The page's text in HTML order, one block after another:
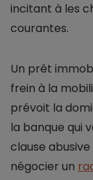
incitant à les
courantes.
Un prêt
frein à la
prévoit la
la banque qui
clause
négocier un